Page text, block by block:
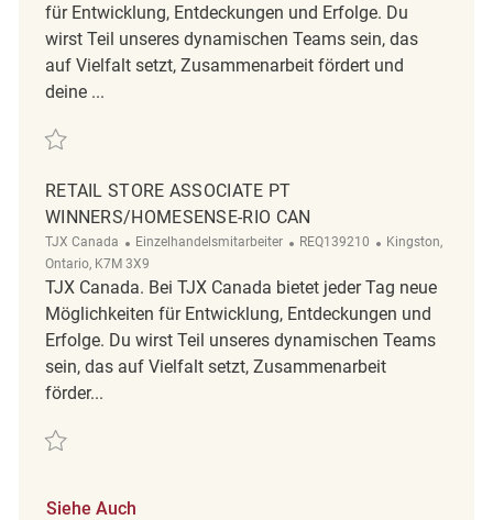
für Entwicklung, Entdeckungen und Erfolge. Du
wirst Teil unseres dynamischen Teams sein, das
auf Vielfalt setzt, Zusammenarbeit fördert und
deine ...
Retten Retail Store Associate Temporary HomeSense - Belleville
RETAIL STORE ASSOCIATE PT
WINNERS/HOMESENSE-RIO CAN
TJX Canada Kategorie
Einzelhandelsmitarbeiter ReqId
REQ139210 Ort
Kingston,
Ontario, K7M 3X9
TJX Canada. Bei TJX Canada bietet jeder Tag neue
Möglichkeiten für Entwicklung, Entdeckungen und
Erfolge. Du wirst Teil unseres dynamischen Teams
sein, das auf Vielfalt setzt, Zusammenarbeit
förder...
Retten Retail Store Associate PT Winners/Homesense-RIO CAN
Siehe Auch